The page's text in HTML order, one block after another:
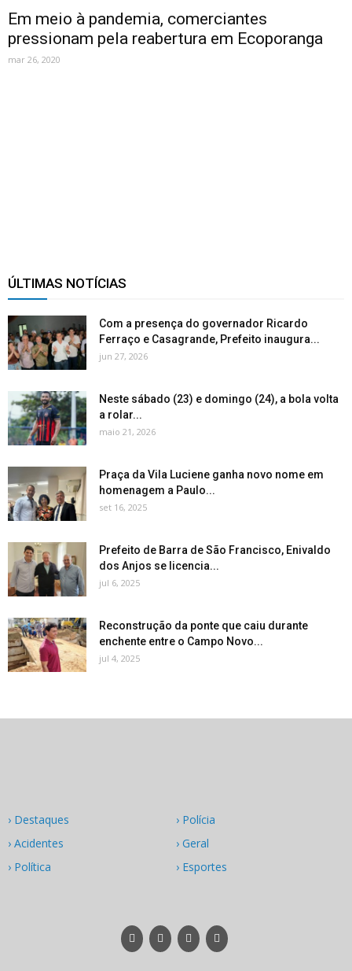
Em meio à pandemia, comerciantes
pressionam pela reabertura em Ecoporanga
mar 26, 2020
ÚLTIMAS NOTÍCIAS
Com a presença do governador Ricardo
Ferraço e Casagrande, Prefeito inaugura...
jun 27, 2026
Neste sábado (23) e domingo (24), a bola volta
a rolar...
maio 21, 2026
Praça da Vila Luciene ganha novo nome em
homenagem a Paulo...
set 16, 2025
Prefeito de Barra de São Francisco, Enivaldo
dos Anjos se licencia...
jul 6, 2025
Reconstrução da ponte que caiu durante
enchente entre o Campo Novo...
jul 4, 2025
› Destaques
› Acidentes
› Política
› Polícia
› Geral
› Esportes